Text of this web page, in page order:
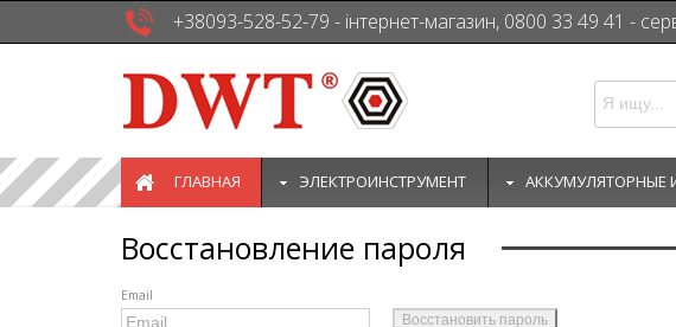
+38093-528-52-79 - інтернет-магазин, 0800 33 49 41 -
ГЛАВНАЯ ЭЛЕКТРОИНСТРУМЕНТ АККУМУЛЯТОРНЫЕ
Восстановление пароля
Email